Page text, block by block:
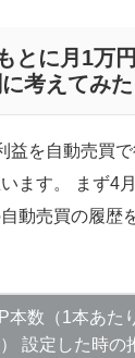
とに月1万
考えてみた
益を自動売買
ます。 まず4
動売買の履歴
本数（1本あた
設定した時の